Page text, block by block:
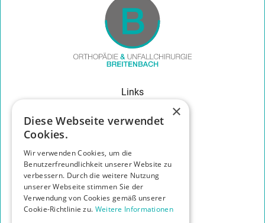
Links
DAS TEAM
DIE PRAXIS
IHR WEG ZU UNS
KONTAKT
Info
×
Diese Webseite verwendet
Cookies.
Wir verwenden Cookies, um die
Benutzerfreundlichkeit unserer Website zu
verbessern. Durch die weitere Nutzung
unserer Webseite stimmen Sie der
Verwendung von Cookies gemäß unserer
Cookie-Richtlinie zu. Weitere Informationen